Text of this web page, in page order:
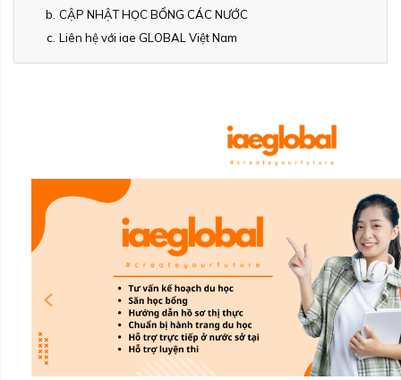
CẬP NHẬT HỌC BỔNG CÁC NƯỚC
Liên hệ với iae GLOBAL Việt Nam